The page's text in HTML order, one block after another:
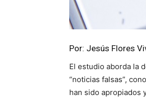
Por: Jesús Flores
El estudio aborda la
“noticias falsas”,
han sido apropiados